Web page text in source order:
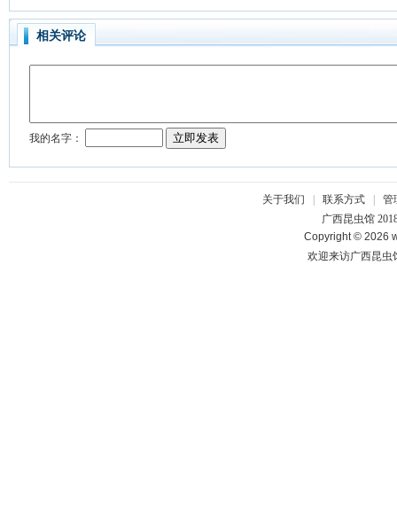
相关评论
关于我们 联系方式
管
广西昆虫馆
Copyright © 2026
欢迎来访广西昆虫